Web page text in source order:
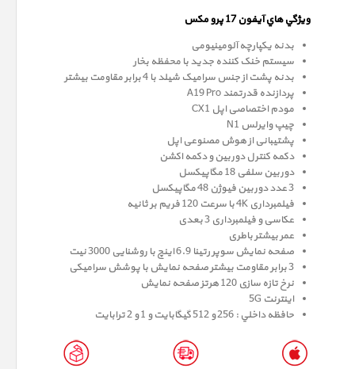
ويژگي هاي آيفون 17 پرو
مکس
بدنه یکپارچه آلومینیومی
سیستم خنک کننده جدید با محفظه بخار
بدنه پشت از جنس سرامیک شیلد با 4 برابر مقاومت بیشتر
پردازنده قدرتمند A19 Pro
مودم اختصاصی اپل CX1
چیپ وایرلس N1
پشتیبانی از هوش مصنوعی اپل
دکمه کنترل دوربین و دکمه اکشن
دوربین سلفی 18 مگاپیکسل
3 عدد دوربین فیوژن 48 مگاپیکسل
فیلمبرداری 4K با سرعت 120 فریم بر ثانیه
عکاسی و فیلمبرداری 3 بعدی
عمر بیشتر باطری
صفحه نمايش سوپر رتينا 6.9 اينچ با روشنایی 3000 نیت
3 برابر مقاومت بیشتر صفحه نمایش با پوشش سرامیکی
نرخ تازه سازی 120 هرتز صفحه نمایش
اینترنت 5G
حافظه داخلي : 256 و 512 گيگابايت و 1 و 2 ترابایت